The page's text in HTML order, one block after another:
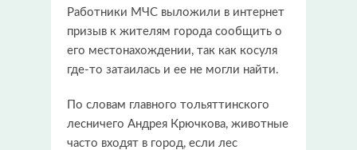
Работники МЧС выложили в интернет
призыв к жителям города сообщить о
его местонахождении, так как косуля
где-то затаилась и ее не могли найти.
По словам главного тольяттинского
лесничего Андрея Крючкова, животные
часто входят в город, если лес